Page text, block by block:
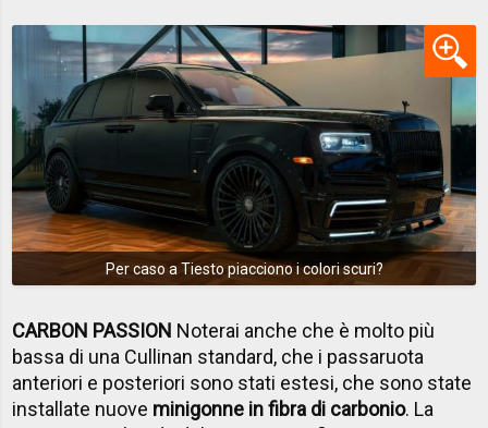
Per caso a Tiesto piacciono i colori scuri?
CARBON PASSION Noterai anche che è molto più
bassa di una Cullinan standard, che i passaruota
anteriori e posteriori sono stati estesi, che sono state
installate nuove minigonne in fibra di carbonio. La